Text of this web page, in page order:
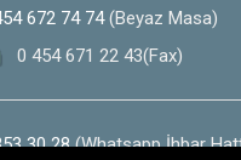
672 74 74(Beyaz Masa)
0 454 671 22 43(Fax)
30 28(Whatsapp İhbar